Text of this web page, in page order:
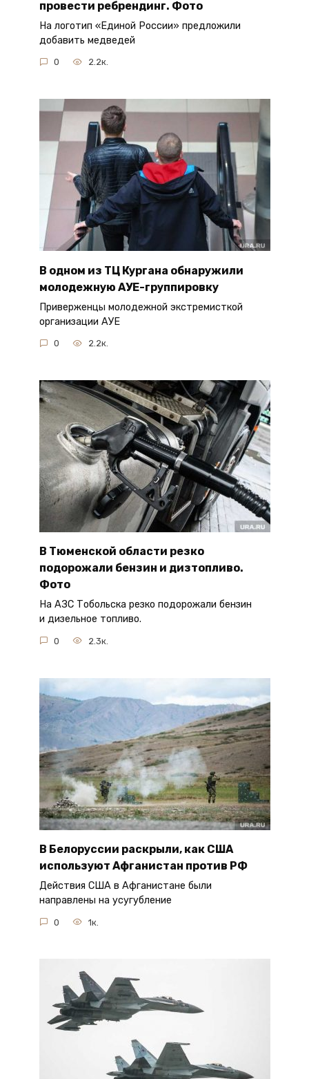
провести ребрендинг. Фото
На логотип «Единой России» предложили
добавить медведей
0 2.2к.
В одном из ТЦ Кургана обнаружили
молодежную АУЕ-группировку
Приверженцы молодежной экстремисткой
организации АУЕ
0 2.2к.
В Тюменской области резко
подорожали бензин и дизтопливо.
Фото
На АЗС Тобольска резко подорожали бензин
и дизельное топливо.
0 2.3к.
В Белоруссии раскрыли, как США
используют Афганистан против РФ
Действия США в Афганистане были
направлены на усугубление
0 1к.